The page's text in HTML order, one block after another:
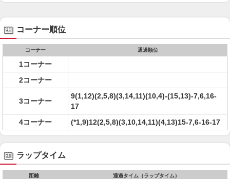
コーナー順位
コーナー 通過順位
1コーナー
2コーナー
3コーナー
9(1,12)(2,5,8)(3,14,11)(10,4)-(15,13)-7,6,16-
17
4コーナー
(*1,9)12(2,5,8)(3,10,14,11)(4,13)15-7,6-16-17
ラップタイム
距離 通過タイム（ラップタイム）